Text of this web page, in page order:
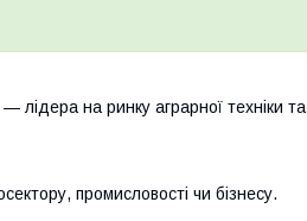
— лідера на ринку аграрної техніки та
промисловості чи бізнесу.